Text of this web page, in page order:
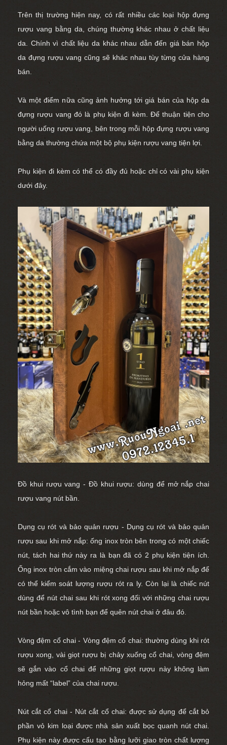
Trên thị trường hiện nay, có rất nhiều các loại hộp đựng
rượu vang bằng da, chúng thường khác nhau ở chất liệu
da. Chính vì chất liệu da khác nhau dẫn đến giá bán hộp
da đựng rượu vang cũng sẽ khác nhau tùy từng cửa hàng
bán.
Và một điểm nữa cũng ảnh hưởng tới giá bán của hộp da
đựng rượu vang đó là phụ kiện đi kèm. Để thuận tiện cho
người uống rượu vang, bên trong mỗi hộp đựng rượu vang
bằng da thường chứa một bộ phụ kiện rượu vang tiện lợi.
Phụ kiện đi kèm có thể có đầy đủ hoặc chỉ có vài phụ kiện
dưới đây.
Đồ khui rượu vang - Đồ khui rượu: dùng để mở nắp chai
rượu vang nút bần.
Dụng cụ rót và bảo quản rượu - Dụng cụ rót và bảo quản
rượu sau khi mở nắp: ống inox tròn bên trong có một chiếc
nút, tách hai thứ này ra là bạn đã có 2 phụ kiện tiện ích.
Ống inox tròn cắm vào miệng chai rượu sau khi mở nắp để
có thể kiểm soát lượng rượu rót ra ly. Còn lại là chiếc nút
dùng để nút chai sau khi rót xong đối với những chai rượu
nút bần hoặc vô tình bạn để quên nút chai ở đâu đó.
Vòng đệm cổ chai - Vòng đệm cổ chai: thường dùng khi rót
rượu xong, vài giọt rượu bị chảy xuống cổ chai, vòng đệm
sẽ gắn vào cổ chai để những giọt rượu này không làm
hỏng mất “label” của chai rượu.
Nút cắt cổ chai - Nút cắt cổ chai: được sử dụng để cắt bỏ
phần vỏ kim loại được nhà sản xuất bọc quanh nút chai.
Phụ kiện này được cấu tạo bằng lưỡi giao tròn chất lượng